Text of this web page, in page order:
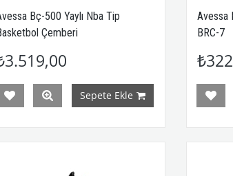
Bç-500 Yaylı Nba Tip
Çemberi
Sepete Ekle
Avessa
BRC-7